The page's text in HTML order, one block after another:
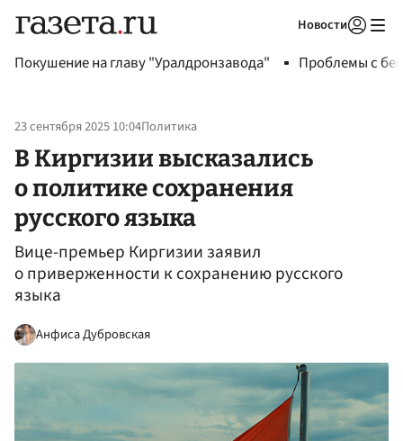
Новости
Покушение на главу "Уралдронзавода" Проблемы с
23 сентября 2025 10:04Политика
В Киргизии высказались
о политике сохранения
русского языка
Вице-премьер Киргизии заявил
о приверженности к сохранению русского
языка
Анфиса Дубровская